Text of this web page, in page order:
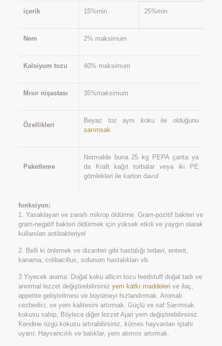
içerik 15%min 25%min
Nem 2% maksimum
Kalsiyum tozu 40% maksimum
Mısır nişastası 35%maksimum
Özellikleri
Beyaz toz aynı koku ile olduğunu
sarımsak
Paketleme
Normalde buna 25 kg PEPA çanta ya
da Kraft kağıt torbalar veya iki PE
gömlekleri ile karton davul
fonksiyon:
1. Yasaklayan ve zararlı mikrop öldürme. Gram-pozitif bakteri ve
gram-negatif bakteri öldürmek için yüksek etkili ve yaygın olarak
kullanılan antibakteriyel
2. Belli ki önlemek ve dizanteri gibi hastalığı tedavi, enterit,
kanama, colibacillus, solunum hastalıkları vb.
3 Yiyecek arama: Doğal koku allicin tozu feedstuff doğal tadı ve
anormal lezzet değiştirebilirsiniz yem katkı maddeleri ve ilaç,
appetite geliştirilmesi ve büyümeyi hızlandırmak. Aromalı
cezbedici, ve yem kalitesini artırmak. Güçlü ve saf Sarımsak
kokusu sahip, Böylece diğer lezzet Ajan yem değiştirebilirsiniz.
Kendine özgü kokusu artırabilirsiniz, kümes hayvanları iştahı
uyarır, Hayvancılık ve balıklar, yem alımını artırmak.